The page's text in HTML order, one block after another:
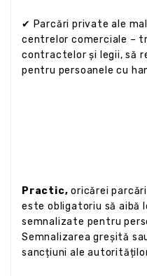
✔ Parcări private ale
centrelor comerciale –
contractelor și legii, să
pentru persoanele cu
Practic, oricărei
este obligatoriu să aibă
semnalizate pentru
Semnalizarea greșită
sancțiuni ale